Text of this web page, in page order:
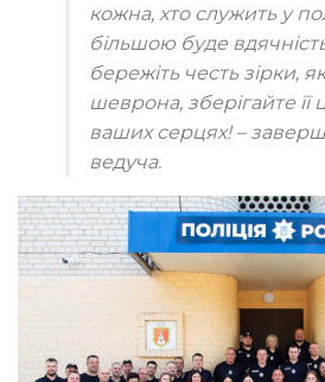
кожна, хто служить у
більшою буде
бережіть честь зірки,
шеврона, зберігайте її
ваших серцях! –
ведуча.